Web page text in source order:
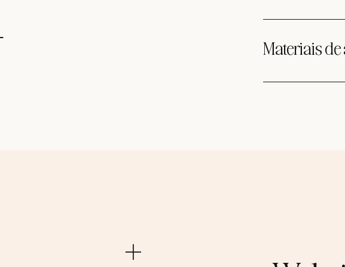
Saiba como usar
saber sobre como
Materiais
Aparência é tudo!